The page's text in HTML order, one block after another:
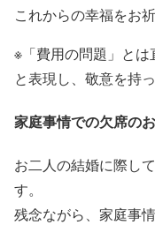
これからの幸福をお
※「費用の問題」とは
と表現し、敬意を持
家庭事情での欠席の
お二人の結婚に際し
す。
残念ながら、家庭事